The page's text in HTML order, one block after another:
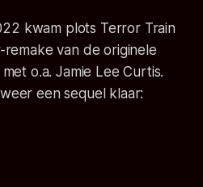
kwam plots Terror Train
van de originele
met o.a. Jamie Lee Curtis.
een sequel klaar: